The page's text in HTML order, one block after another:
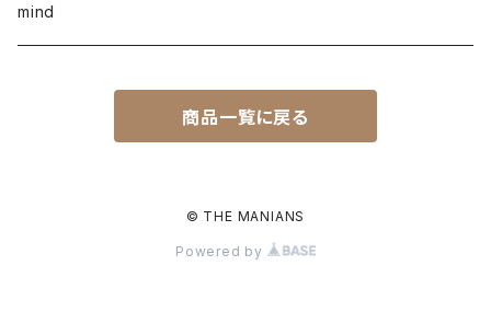
mind
商品一覧に戻る
© THE MANIANS
Powered by